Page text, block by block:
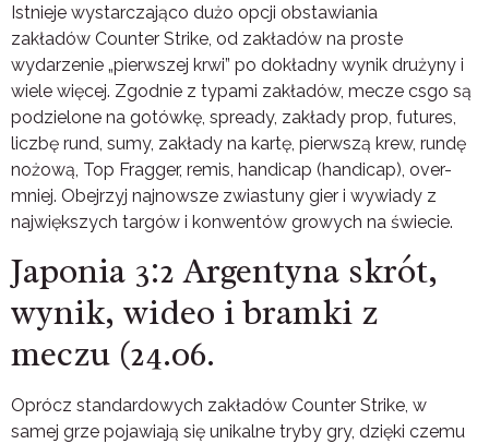
Istnieje wystarczająco dużo opcji obstawiania
zakładów Counter Strike, od zakładów na proste
wydarzenie „pierwszej krwi” po dokładny wynik drużyny i
wiele więcej. Zgodnie z typami zakładów, mecze csgo są
podzielone na gotówkę, spready, zakłady prop, futures,
liczbę rund, sumy, zakłady na kartę, pierwszą krew, rundę
nożową, Top Fragger, remis, handicap (handicap), over-
mniej. Obejrzyj najnowsze zwiastuny gier i wywiady z
największych targów i konwentów growych na świecie.
Japonia 3:2 Argentyna skrót,
wynik, wideo i bramki z
meczu (24.06.
Oprócz standardowych zakładów Counter Strike, w
samej grze pojawiają się unikalne tryby gry, dzięki czemu